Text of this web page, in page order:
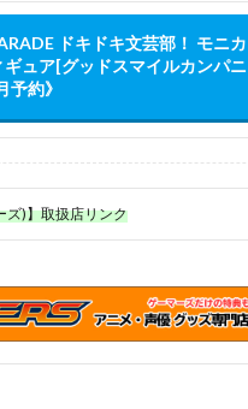
ドキドキ文芸部！ モニカ
ギュア[グッドスマイルカンパニ
予約》
ズ)】取扱店リンク